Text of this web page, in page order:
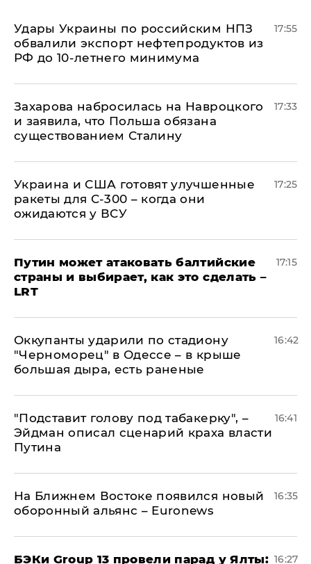
Удары Украины по российским НПЗ
обвалили экспорт нефтепродуктов из
РФ до 10-летнего минимума
17:55
​Захарова набросилась на Навроцкого
и заявила, что Польша обязана
существованием Сталину
17:33
Украина и США готовят улучшенные
ракеты для С-300 – когда они
ожидаются у ВСУ
17:25
Путин может атаковать балтийские
страны и выбирает, как это сделать –
LRT
17:15
Оккупанты ударили по стадиону
"Черноморец" в Одессе – в крыше
большая дыра, есть раненые
16:42
​"Подставит голову под табакерку", –
Эйдман описал сценарий краха власти
Путина
16:41
На Ближнем Востоке появился новый
оборонный альянс – Euronews
16:35
​БЭКи Group 13 провели парад у Ялты: 16:27